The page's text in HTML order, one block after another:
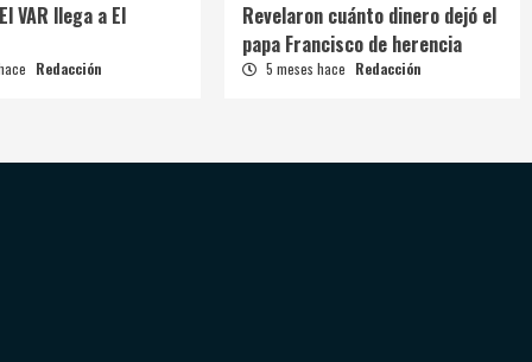
VAR llega a El
Redacción
Revelaron cuánto dinero dejó el
papa Francisco de herencia
5 meses hace Redacción